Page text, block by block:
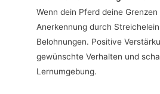
Wenn dein Pferd deine
Anerkennung durch
Belohnungen. Positive
gewünschte Verhalten und
Lernumgebung.